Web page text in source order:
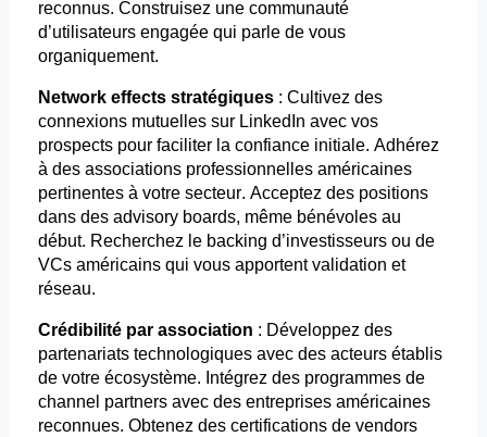
reconnus. Construisez une communauté
d’utilisateurs engagée qui parle de vous
organiquement.
Network effectsstratégiques: Cultivez des
connexions mutuelles sur LinkedIn avec vos
prospects pour faciliter la confiance initiale. Adhérez
à des associations professionnelles américaines
pertinentes à votre secteur. Acceptez des positions
dans des advisory boards, même bénévoles au
début. Recherchez le backing d’investisseurs ou de
VCsaméricains qui vous apportent validation et
réseau.
Crédibilité par association : Développez des
partenariats technologiques avec des acteurs établis
de votre écosystème. Intégrez des programmes de
channel partnersavec des entreprises américaines
reconnues. Obtenez des certifications de vendors